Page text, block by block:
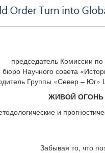
председатель Комиссии
бюро Научного совета
Группы «Север –
ЖИВОЙ ОГОНЬ
и
Забывая то, что